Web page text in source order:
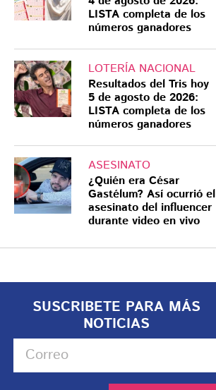
LISTA completa de los
números ganadores
LOTERÍA NACIONAL
Resultados del Tris hoy
5 de agosto de 2026:
LISTA completa de los
números ganadores
ASESINATO
¿Quién era César
Gastélum? Así ocurrió el
asesinato del influencer
durante video en vivo
SUSCRIBETE PARA MÁS
NOTICIAS